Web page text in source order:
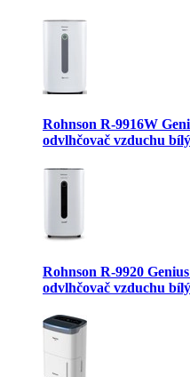
Rohnson R-9916W
odvlhčovač vzduchu bílý
Rohnson R-9920
odvlhčovač vzduchu bílý